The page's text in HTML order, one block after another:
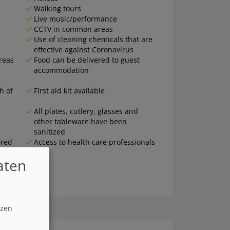
Walking tours
Live music/performance
CCTV in common areas
Use of cleaning chemicals that are
effective against Coronavirus
Food can be delivered to guest
accommodation
of
First aid kit available
All plates, cutlery, glasses and
other tableware have been
sanitized
Access to health care professionals